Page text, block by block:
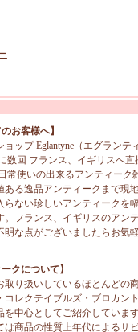
お客様へ】
ョップ Eglantyne（エグランテ
数回 フランス、イギリスへ直
常使いの出来るアンティーク
ある逸品アンティークまで現
らない珍しいアンティークを
。フランス、イギリスのアン
明な点がございましたらお気
ークについて】
取り扱いしているほとんどの
コレクテイブルズ・ブロカン
中心としてご紹介しています
は商品の性質上年代によるサ